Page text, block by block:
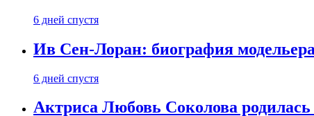
6 дней спустя
Ив Сен-Лоран: биография
6 дней спустя
Актриса Любовь Соколова родилась